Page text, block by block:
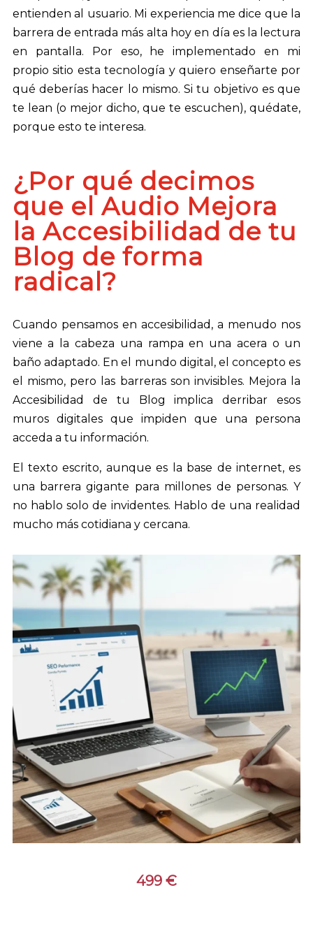
entienden al usuario. Mi experiencia me dice que la
barrera de entrada más alta hoy en día es la lectura
en pantalla. Por eso, he implementado en mi
propio sitio esta tecnología y quiero enseñarte por
qué deberías hacer lo mismo. Si tu objetivo es que
te lean (o mejor dicho, que te escuchen), quédate,
porque esto te interesa.
¿Por qué decimos
que el Audio Mejora
la Accesibilidad de tu
Blog de forma
radical?
Cuando pensamos en accesibilidad, a menudo nos
viene a la cabeza una rampa en una acera o un
baño adaptado. En el mundo digital, el concepto es
el mismo, pero las barreras son invisibles. Mejora la
Accesibilidad de tu Blog implica derribar esos
muros digitales que impiden que una persona
acceda a tu información.
El texto escrito, aunque es la base de internet, es
una barrera gigante para millones de personas. Y
no hablo solo de invidentes. Hablo de una realidad
mucho más cotidiana y cercana.
499 €